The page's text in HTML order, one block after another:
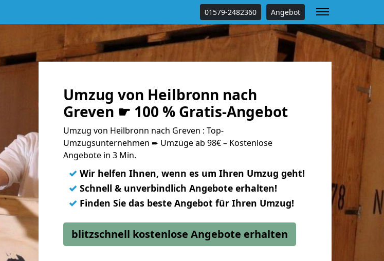
01579-2482360 Angebot
Umzug von Heilbronn nach
Greven ☛ 100 % Gratis-Angebot
Umzug von Heilbronn nach Greven : Top-
Umzugsunternehmen ➨ Umzüge ab 98€ – Kostenlose
Angebote in 3 Min.
✓ Wir helfen Ihnen, wenn es um Ihren Umzug geht!
✓ Schnell & unverbindlich Angebote erhalten!
✓ Finden Sie das beste Angebot für Ihren Umzug!
blitzschnell kostenlose Angebote erhalten